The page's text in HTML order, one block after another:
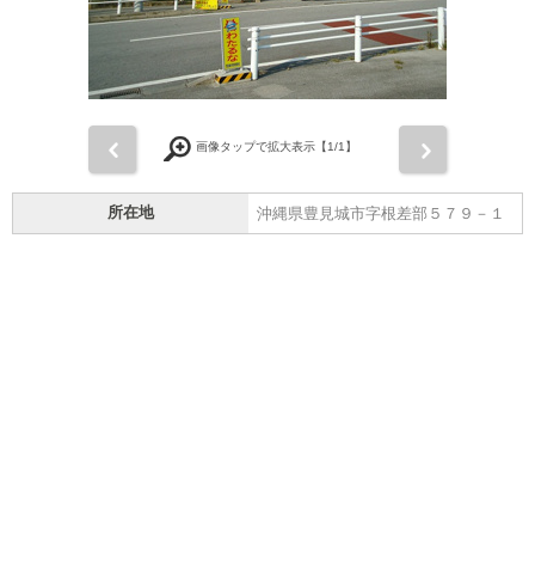
画像タップで拡大表示【1/1】
所在地 沖縄県豊見城市字根差部５７９－１